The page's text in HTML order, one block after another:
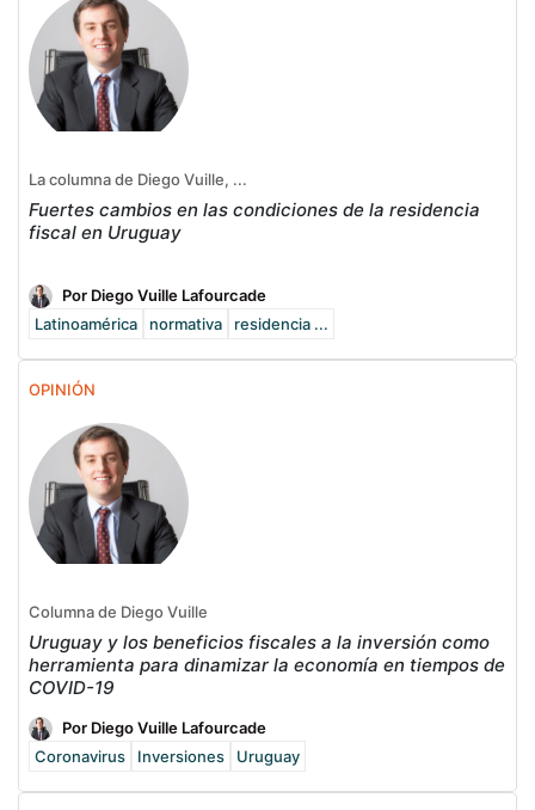
La columna de Diego Vuille, ...
Fuertes cambios en las condiciones de la residencia
fiscal en Uruguay
Por Diego Vuille Lafourcade
Latinoamérica
normativa residencia ...
OPINIÓN
Columna de Diego Vuille
Uruguay y los beneficios fiscales a la inversión como
herramienta para dinamizar la economía en tiempos de
COVID-19
Por Diego Vuille Lafourcade
Coronavirus
Inversiones Uruguay